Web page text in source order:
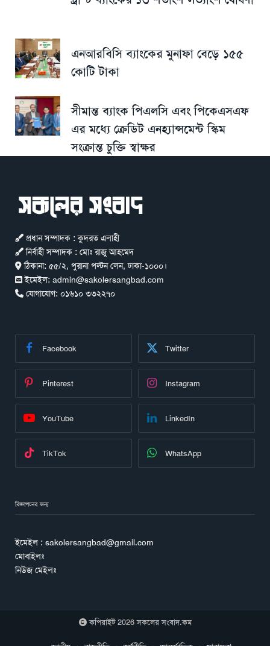
এনআরবিসি ব্যাংকের মুনাফা বেড়ে ১৫৫
কোটি টাকা
সীমান্ত ব্যাংক পিএলসি এবং পিকেএসএফ
এর মধ্যে ক্রেডিট এনহ্যান্সমেন্ট স্কিম
সংক্রান্ত চুক্তি স্বাক্ষর
প্রধান সম্পাদক : কুদরত এলাহী
নির্বাহী সম্পাদক : মোঃ রাজু আহমেদ
ঠিকানা: ৫৫/২, পুরানা পল্টন লেন, ঢাকা-১০০০।
ইমেইল: admin@sakolersangbad.com
যোগাযোগ: ০১৬১০ ৩৩২২৭০
Facebook Twitter
Pinterest Instagram
YouTube LinkedIn
TikTok WhatsApp
বিজ্ঞাপনের জন্য
ইমেইল : sakolersangbad@gmail.com
মোবাইলঃ
নিউজ মেইলঃ
কপিরাইট 2026 সকলের সংবাদ.কম